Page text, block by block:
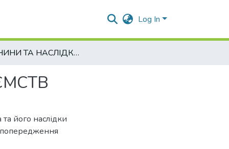
Log In
ПРИЧИНИ ТА НАСЛІДКИ БАНКРУТСТВА ПІДПРИЄМСТВ
його наслідки
попередження